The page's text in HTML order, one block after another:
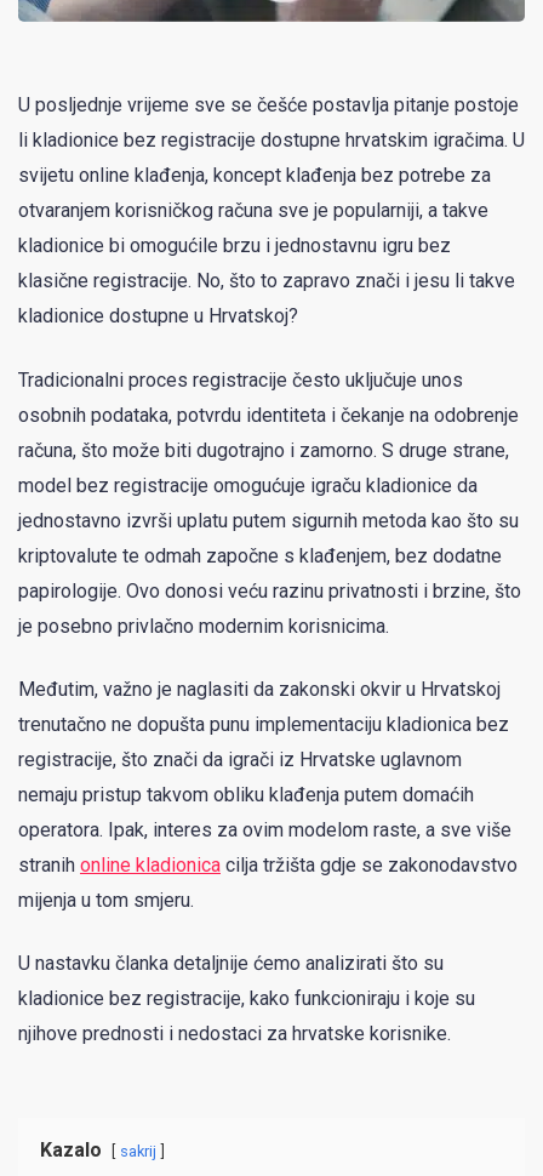
U posljednje vrijeme sve se češće postavlja pitanje postoje
li kladionice bez registracije dostupne hrvatskim igračima. U
svijetu online klađenja, koncept klađenja bez potrebe za
otvaranjem korisničkog računa sve je popularniji, a takve
kladionice bi omogućile brzu i jednostavnu igru bez
klasične registracije. No, što to zapravo znači i jesu li takve
kladionice dostupne u Hrvatskoj?
Tradicionalni proces registracije često uključuje unos
osobnih podataka, potvrdu identiteta i čekanje na odobrenje
računa, što može biti dugotrajno i zamorno. S druge strane,
model bez registracije omogućuje igraču kladionice da
jednostavno izvrši uplatu putem sigurnih metoda kao što su
kriptovalute te odmah započne s klađenjem, bez dodatne
papirologije. Ovo donosi veću razinu privatnosti i brzine, što
je posebno privlačno modernim korisnicima.
Međutim, važno je naglasiti da zakonski okvir u Hrvatskoj
trenutačno ne dopušta punu implementaciju kladionica bez
registracije, što znači da igrači iz Hrvatske uglavnom
nemaju pristup takvom obliku klađenja putem domaćih
operatora. Ipak, interes za ovim modelom raste, a sve više
stranih online kladionica cilja tržišta gdje se zakonodavstvo
mijenja u tom smjeru.
U nastavku članka detaljnije ćemo analizirati što su
kladionice bez registracije, kako funkcioniraju i koje su
njihove prednosti i nedostaci za hrvatske korisnike.
Kazalo sakrij